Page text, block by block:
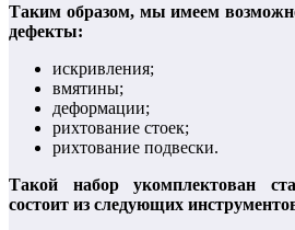
Таким образом, мы имеем
дефекты:
искривления;
вмятины;
деформации;
рихтование стоек;
рихтование подвески.
Такой набор укомплектован
состоит из следующих